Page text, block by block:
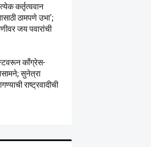
कर्तृत्ववान
ठामपणे उभा’;
जय पवारांची
काँग्रेस-
सुनेत्रा
राष्ट्रवादीची